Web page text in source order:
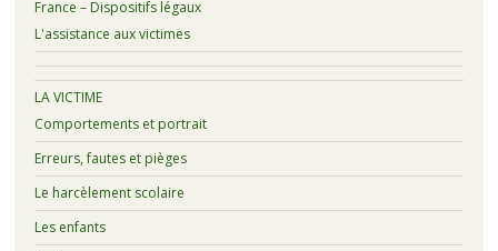
France – Dispositifs légaux
L'assistance aux victimes
LA VICTIME
Comportements et portrait
Erreurs, fautes et pièges
Le harcèlement scolaire
Les enfants